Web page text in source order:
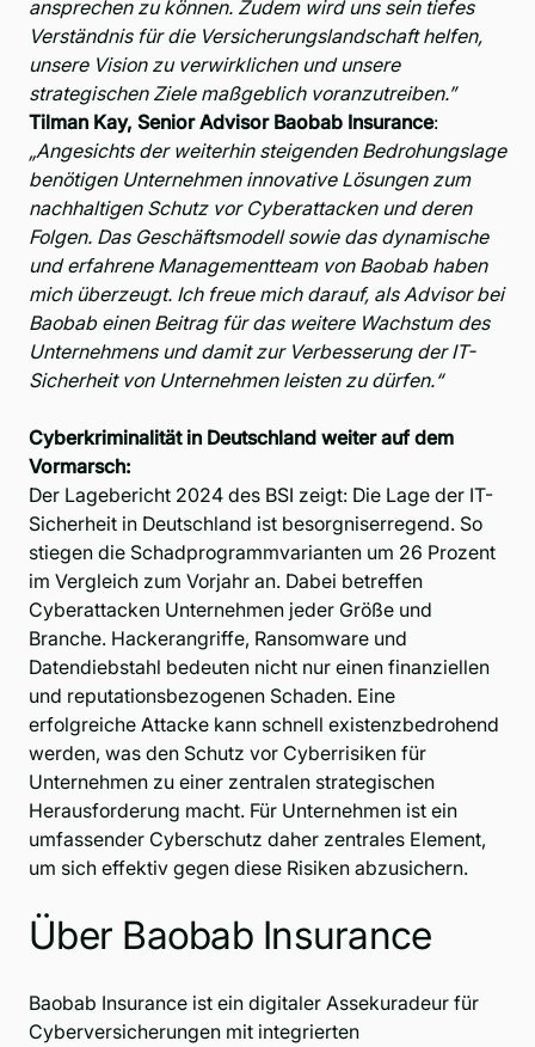
ansprechen zu können. Zudem wird uns sein tiefes
Verständnis für die Versicherungslandschaft helfen,
unsere Vision zu verwirklichen und unsere
strategischen Ziele maßgeblich voranzutreiben.”
Tilman Kay, Senior Advisor Baobab Insurance:
„Angesichts der weiterhin steigenden Bedrohungslage
benötigen Unternehmen innovative Lösungen zum
nachhaltigen Schutz vor Cyberattacken und deren
Folgen. Das Geschäftsmodell sowie das dynamische
und erfahrene Managementteam von Baobab haben
mich überzeugt. Ich freue mich darauf, als Advisor bei
Baobab einen Beitrag für das weitere Wachstum des
Unternehmens und damit zur Verbesserung der IT-
Sicherheit von Unternehmen leisten zu dürfen.“
Cyberkriminalität in Deutschland weiter auf dem
Vormarsch:
Der Lagebericht 2024 des BSI zeigt: Die Lage der IT-
Sicherheit in Deutschland ist besorgniserregend. So
stiegen die Schadprogrammvarianten um 26 Prozent
im Vergleich zum Vorjahr an. Dabei betreffen
Cyberattacken Unternehmen jeder Größe und
Branche. Hackerangriffe, Ransomware und
Datendiebstahl bedeuten nicht nur einen finanziellen
und reputationsbezogenen Schaden. Eine
erfolgreiche Attacke kann schnell existenzbedrohend
werden, was den Schutz vor Cyberrisiken für
Unternehmen zu einer zentralen strategischen
Herausforderung macht. Für Unternehmen ist ein
umfassender Cyberschutz daher zentrales Element,
um sich effektiv gegen diese Risiken abzusichern.
Über Baobab Insurance
Baobab Insurance ist ein digitaler Assekuradeur für
Cyberversicherungen mit integrierten